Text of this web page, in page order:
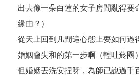
出去像一朵白蓮的女子房間亂得要
緣由？）
從天上回到凡間這心態上要如何過
婚姻會失和的第一步啊（輕吐菸圈）
但婚姻丟洗安捏呀，為師已說過千